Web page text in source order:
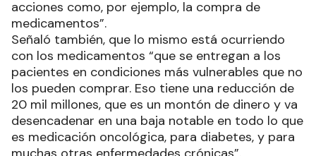
acciones como, por ejemplo, la compra de
medicamentos”.
Señaló también, que lo mismo está ocurriendo
con los medicamentos “que se entregan a los
pacientes en condiciones más vulnerables que no
los pueden comprar. Eso tiene una reducción de
20 mil millones, que es un montón de dinero y va
desencadenar en una baja notable en todo lo que
es medicación oncológica, para diabetes, y para